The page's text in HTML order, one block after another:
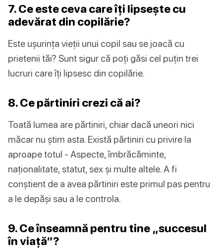
7. Ce este ceva care îți lipsește cu
adevărat din copilărie?
Este ușurința vieții unui copil sau se joacă cu
prietenii tăi? Sunt sigur că poți găsi cel puțin trei
lucruri care îți lipsesc din copilărie.
8. Ce părtiniri crezi că ai?
Toată lumea are părtiniri, chiar dacă uneori nici
măcar nu știm asta. Există părtiniri cu privire la
aproape totul - Aspecte, îmbrăcăminte,
naționalitate, statut, sex și multe altele. A fi
conștient de a avea părtiniri este primul pas pentru
a le depăși sau a le controla.
9. Ce înseamnă pentru tine „succesul
în viață”?